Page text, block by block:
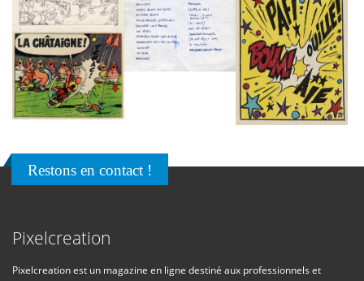
Restons en contact !
Pixelcreation
Pixelcreation est un magazine en ligne destiné aux professionnels et